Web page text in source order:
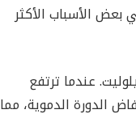
الأسباب الأكثر
عندما ترتفع
الدورة الدموية، مما